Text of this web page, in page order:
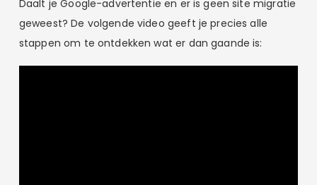
Daalt je Google-advertentie en er is geen site migratie
geweest? De volgende video geeft je precies alle
stappen om te ontdekken wat er dan gaande is: